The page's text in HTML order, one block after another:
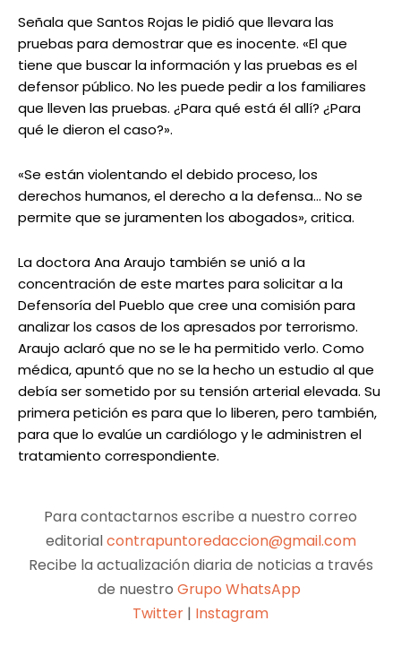
Señala que Santos Rojas le pidió que llevara las
pruebas para demostrar que es inocente. «El que
tiene que buscar la información y las pruebas es el
defensor público. No les puede pedir a los familiares
que lleven las pruebas. ¿Para qué está él allí? ¿Para
qué le dieron el caso?».
«Se están violentando el debido proceso, los
derechos humanos, el derecho a la defensa… No se
permite que se juramenten los abogados», critica.
La doctora Ana Araujo también se unió a la
concentración de este martes para solicitar a la
Defensoría del Pueblo que cree una comisión para
analizar los casos de los apresados por terrorismo.
Araujo aclaró que no se le ha permitido verlo. Como
médica, apuntó que no se la hecho un estudio al que
debía ser sometido por su tensión arterial elevada. Su
primera petición es para que lo liberen, pero también,
para que lo evalúe un cardiólogo y le administren el
tratamiento correspondiente.
Para contactarnos escribe a nuestro correo
editorialcontrapuntoredaccion@gmail.com
Recibe la actualización diaria de noticias a través
de nuestro Grupo WhatsApp
Twitter | Instagram